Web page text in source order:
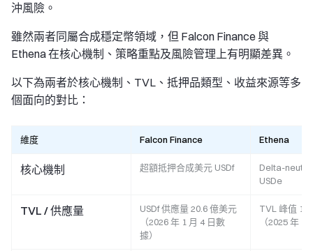
沖風險。
雖然兩者同屬合成穩定幣領域，但 Falcon Finance 與
Ethena 在核心機制、策略重點及風險管理上有明顯差異。
以下為兩者於核心機制、TVL、抵押品類型、收益來源等多
個面向的對比：
維度 Falcon Finance Ethena
核心機制 超額抵押合成美元 USDf
Delta-
USDe
TVL / 供應量
USDf 供應量 20.6 億美元
（2026 年 1 月 4 日數
據）
TVL 峰值
（2025 年